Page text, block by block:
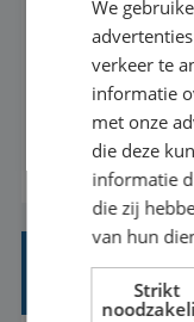
Met jouw
achtergrond in
volgende stap.
wereld over en
wensen van je
reiswereld
klanten te
boeken! ...
BEKIJK
We
verkeer te
informatie
met onze
die deze
informatie
die zij
van hun
Strikt